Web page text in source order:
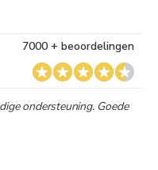
7000 + beoordelingen
ondersteuning. Goede